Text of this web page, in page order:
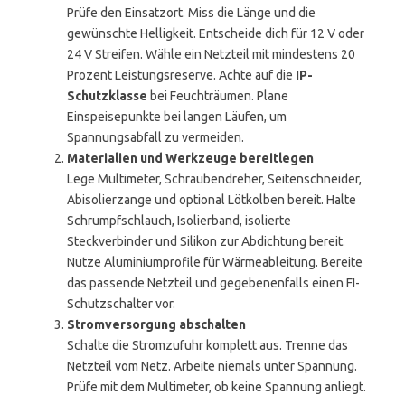
Prüfe den Einsatzort. Miss die Länge und die
gewünschte Helligkeit. Entscheide dich für 12 V oder
24 V Streifen. Wähle ein Netzteil mit mindestens 20
Prozent Leistungsreserve. Achte auf die IP-
Schutzklasse bei Feuchträumen. Plane
Einspeisepunkte bei langen Läufen, um
Spannungsabfall zu vermeiden.
Materialien und Werkzeuge bereitlegen
Lege Multimeter, Schraubendreher, Seitenschneider,
Abisolierzange und optional Lötkolben bereit. Halte
Schrumpfschlauch, Isolierband, isolierte
Steckverbinder und Silikon zur Abdichtung bereit.
Nutze Aluminiumprofile für Wärmeableitung. Bereite
das passende Netzteil und gegebenenfalls einen FI-
Schutzschalter vor.
Stromversorgung abschalten
Schalte die Stromzufuhr komplett aus. Trenne das
Netzteil vom Netz. Arbeite niemals unter Spannung.
Prüfe mit dem Multimeter, ob keine Spannung anliegt.